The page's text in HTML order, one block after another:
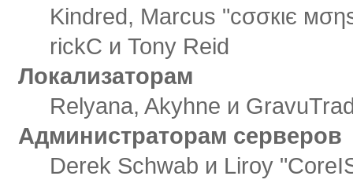
Kindred, Marcus "cσσкιє
rickC и Tony Reid
Локализаторам
Relyana, Akyhne и
Администраторам серверов
Derek Schwab и Liroy